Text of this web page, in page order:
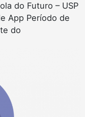
do Futuro – USP
App Período de
do